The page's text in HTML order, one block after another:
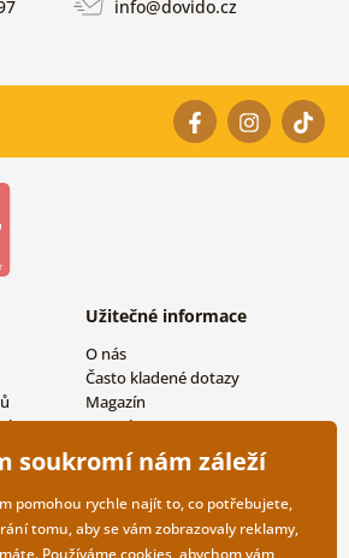
info@dovido.cz
Užitečné informace
O nás
Často kladené dotazy
Magazín
Kontakty
Velkoobchodní spolupráce
soukromí nám záleží
pomohou rychle najít to, co potřebujete,
tomu, aby se vám zobrazovaly reklamy,
Používámecookies, abychom vám